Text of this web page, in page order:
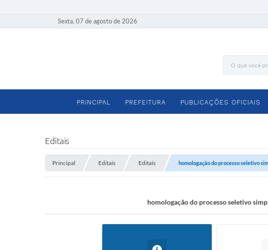
Sexta, 07 de agosto de 2026
PRINCIPAL PREFEITURA PUBLICAÇÕES OFICIAIS
Editais
Principal Editais Editais homologação do processo seletivo
homologação do processo seletivo